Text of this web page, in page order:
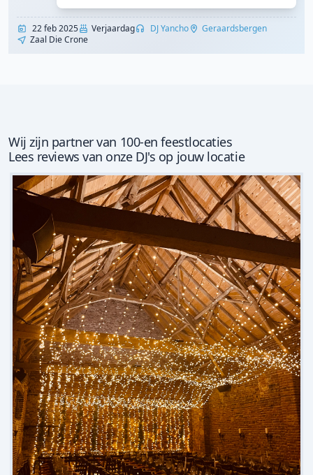
22 feb 2025 Verjaardag DJ Yancho
Geraardsbergen
Zaal Die Crone
Wij zijn partner van 100-en feestlocaties
Lees reviews van onze DJ's op jouw locatie